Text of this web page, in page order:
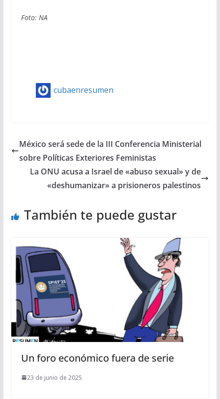
Foto: NA
cubaenresumen
México será sede de la III Conferencia Ministerial
sobre Políticas Exteriores Feministas
La ONU acusa a Israel de «abuso sexual» y de
«deshumanizar» a prisioneros palestinos
También te puede gustar
Un foro económico fuera de serie
23 de junio de 2025